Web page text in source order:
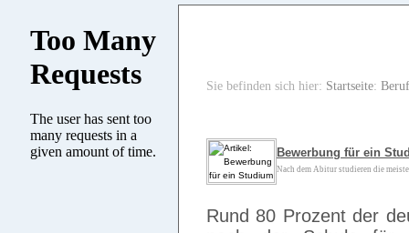
Sie befinden sich hier: Startseite: Beruf
Bewerbung für ein
Nach dem Abitur studieren die
Rund 80 Prozent der